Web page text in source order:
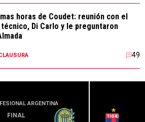
horas de Coudet: reunión con el
Di Carlo y le preguntaron
49
ARGENTINA
FINAL